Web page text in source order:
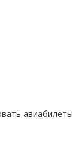
авиабилеты